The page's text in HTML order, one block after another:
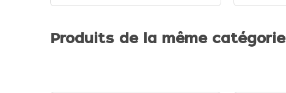
Produits de la même catégorie